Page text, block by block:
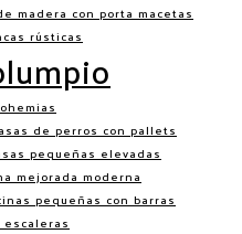
madera con porta macetas
rústicas
de perros con pallets
pequeñas elevadas
mejorada moderna
pequeñas con barras